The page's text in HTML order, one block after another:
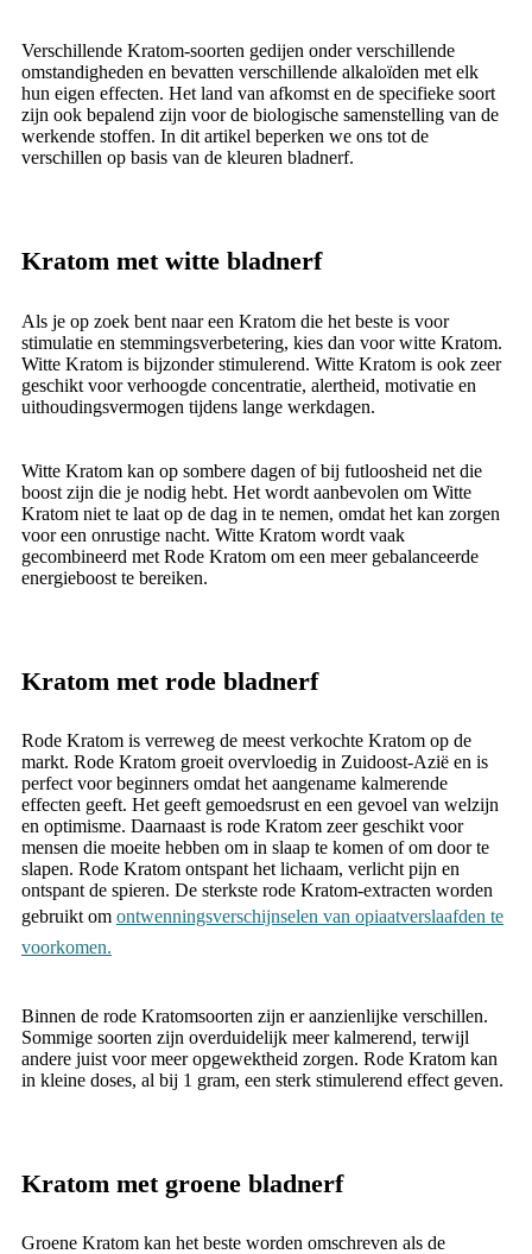
Verschillende Kratom-soorten gedijen onder verschillende
omstandigheden en bevatten verschillende alkaloïden met elk
hun eigen effecten. Het land van afkomst en de specifieke soort
zijn ook bepalend zijn voor de biologische samenstelling van de
werkende stoffen. In dit artikel beperken we ons tot de
verschillen op basis van de kleuren bladnerf.
Kratom met witte bladnerf
Als je op zoek bent naar een Kratom die het beste is voor
stimulatie en stemmingsverbetering, kies dan voor witte Kratom.
Witte Kratom is bijzonder stimulerend. Witte Kratom is ook zeer
geschikt voor verhoogde concentratie, alertheid, motivatie en
uithoudingsvermogen tijdens lange werkdagen.
Witte Kratom kan op sombere dagen of bij futloosheid net die
boost zijn die je nodig hebt. Het wordt aanbevolen om Witte
Kratom niet te laat op de dag in te nemen, omdat het kan zorgen
voor een onrustige nacht. Witte Kratom wordt vaak
gecombineerd met Rode Kratom om een ​​meer gebalanceerde
energieboost te bereiken.
Kratom met rode bladnerf
Rode Kratom is verreweg de meest verkochte Kratom op de
markt. Rode Kratom groeit overvloedig in Zuidoost-Azië en is
perfect voor beginners omdat het aangename kalmerende
effecten geeft. Het geeft gemoedsrust en een gevoel van welzijn
en optimisme. Daarnaast is rode Kratom zeer geschikt voor
mensen die moeite hebben om in slaap te komen of om door te
slapen. Rode Kratom ontspant het lichaam, verlicht pijn en
ontspant de spieren. De sterkste rode Kratom-extracten worden
gebruikt om ontwenningsverschijnselen van opiaatverslaafden te
voorkomen.
Binnen de rode Kratomsoorten zijn er aanzienlijke verschillen.
Sommige soorten zijn overduidelijk meer kalmerend, terwijl
andere juist voor meer opgewektheid zorgen. Rode Kratom kan
in kleine doses, al bij 1 gram, een sterk stimulerend effect geven.
Kratom met groene bladnerf
Groene Kratom kan het beste worden omschreven als de